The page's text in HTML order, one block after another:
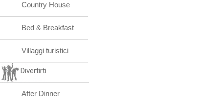
Country House
Bed & Breakfast
Villaggi turistici
Divertirti
After Dinner